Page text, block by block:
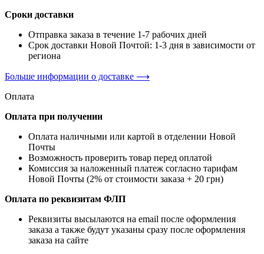
Сроки доставки
Отправка заказа в течение 1-7 рабочих дней
Срок доставки Новой Почтой: 1-3 дня в зависимости от
региона
Больше информации о доставке ⟶
Оплата
Оплата при получении
Оплата наличными или картой в отделении Новой
Почты
Возможность проверить товар перед оплатой
Комиссия за наложенный платеж согласно тарифам
Новой Почты (2% от стоимости заказа + 20 грн)
Оплата по реквизитам ФЛП
Реквизиты высылаются на email после оформления
заказа а также будут указаны сразу после оформления
заказа на сайте